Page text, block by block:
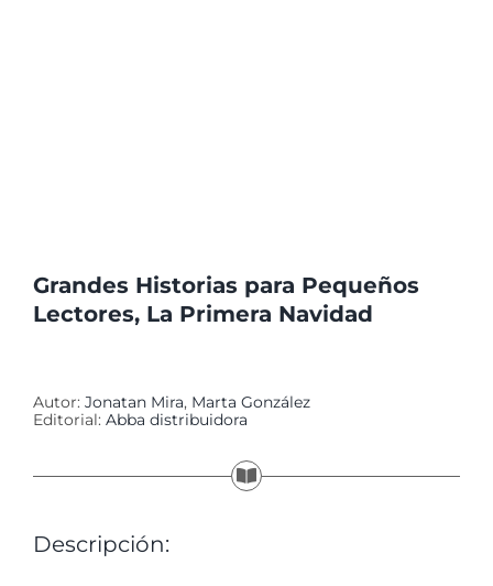
Grandes Historias para Pequeños
Lectores, La Primera Navidad
Autor: Jonatan Mira, Marta González
Editorial: Abba distribuidora
Descripción: